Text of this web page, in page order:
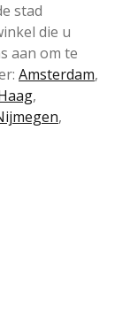
stad
die u
aan om te
Amsterdam,
,
,